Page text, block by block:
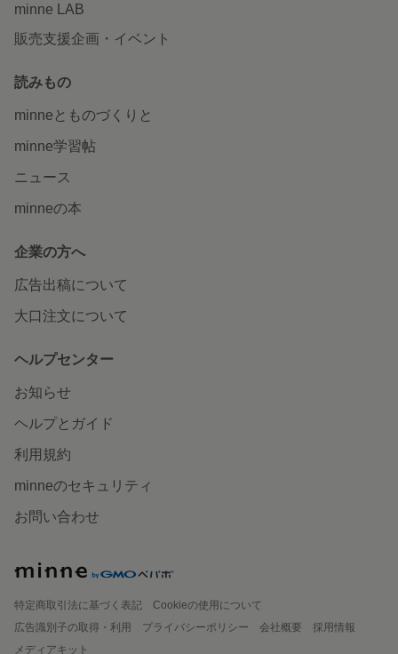
minne LAB
販売支援企画・イベント
読みもの
minneとものづくりと
minne学習帖
ニュース
minneの本
企業の方へ
広告出稿について
大口注文について
ヘルプセンター
お知らせ
ヘルプとガイド
利用規約
minneのセキュリティ
お問い合わせ
特定商取引法に基づく表記
Cookieの使用について
広告識別子の取得・利用
プライバシーポリシー 会社概要
採用情報
メディアキット